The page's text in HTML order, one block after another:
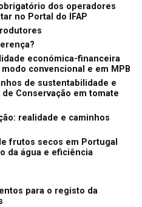
dos operadores
no Portal do IFAP
económica-financeira
convencional e em MPB
de sustentabilidade e
Conservação em tomate
realidade e caminhos
frutos secos em Portugal
da água e eficiência
para o registo da